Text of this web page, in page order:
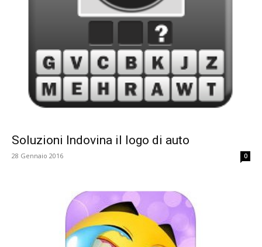
Soluzioni Indovina il logo di auto
28 Gennaio 2016 0